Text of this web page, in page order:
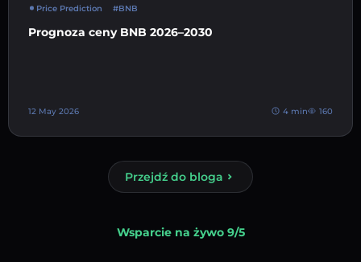
Price Prediction #BNB
Prognoza ceny BNB 2026–2030
12 May 2026 4 min 160
Przejdź do bloga
Wsparcie na żywo 9/5